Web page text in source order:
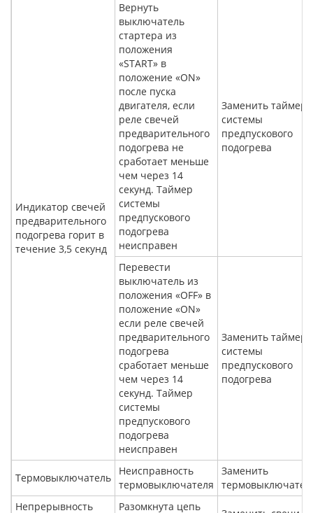
Индикатор свечей
предварительного
подогрева горит в
течение 3,5 секунд
Вернуть
выключатель
стартера из
положения
«START» в
положение «ON»
после пуска
двигателя, если
реле свечей
предварительного
подогрева не
сработает меньше
чем через 14
секунд. Таймер
системы
предпускового
подогрева
неисправен
Заменить таймер
системы
предпускового
подогрева
Перевести
выключатель из
положения «OFF» в
положение «ON»
если реле свечей
предварительного
подогрева
сработает меньше
чем через 14
секунд. Таймер
системы
предпускового
подогрева
неисправен
Заменить таймер
системы
предпускового
подогрева
Термовыключатель
Неисправность
термовыключателя
Заменить
Непрерывность
Разомкнута цепь